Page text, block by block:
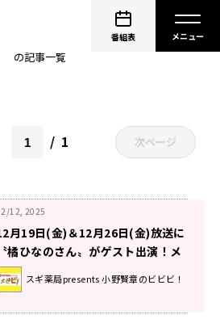
番組表
の記事一覧
1 次ページ
12, 2025
月19日(金)＆12月26日(金)放送に
〝橘ひなのさん〟がゲスト出演！メ
セージ募集中！『スギ薬局
小野賢章のビビビ！』
スギ薬局presents 小野賢章のビビビ！